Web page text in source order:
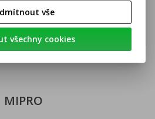
MIPRO
vše
všechny cookies